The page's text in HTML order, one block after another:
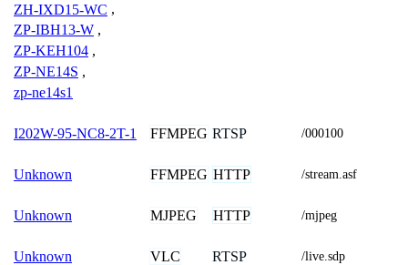
ZH-IXD15-WC ,
ZP-IBH13-W ,
ZP-KEH104 ,
ZP-NE14S ,
zp-ne14s1
I202W-95-NC8-2T-1 FFMPEG RTSP /000100
Unknown FFMPEG HTTP /stream.asf
Unknown MJPEG HTTP /mjpeg
Unknown VLC RTSP /live.sdp